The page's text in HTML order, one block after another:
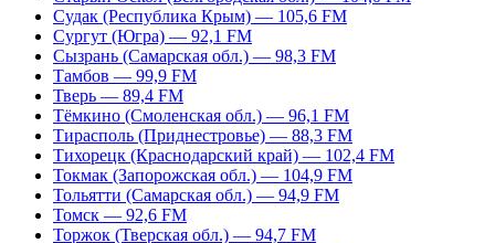
Судак (Республика Крым) — 105,6 FM
Сургут (Югра) — 92,1 FM
Сызрань (Самарская обл.) — 98,3 FM
Тамбов — 99,9 FM
Тверь — 89,4 FM
Тёмкино (Смоленская обл.) — 96,1 FM
Тирасполь (Приднестровье) — 88,3 FM
Тихорецк (Краснодарский край) — 102,4 FM
Токмак (Запорожская обл.) — 104,9 FM
Тольятти (Самарская обл.) — 94,9 FM
Томск — 92,6 FM
Торжок (Тверская обл.) — 94,7 FM